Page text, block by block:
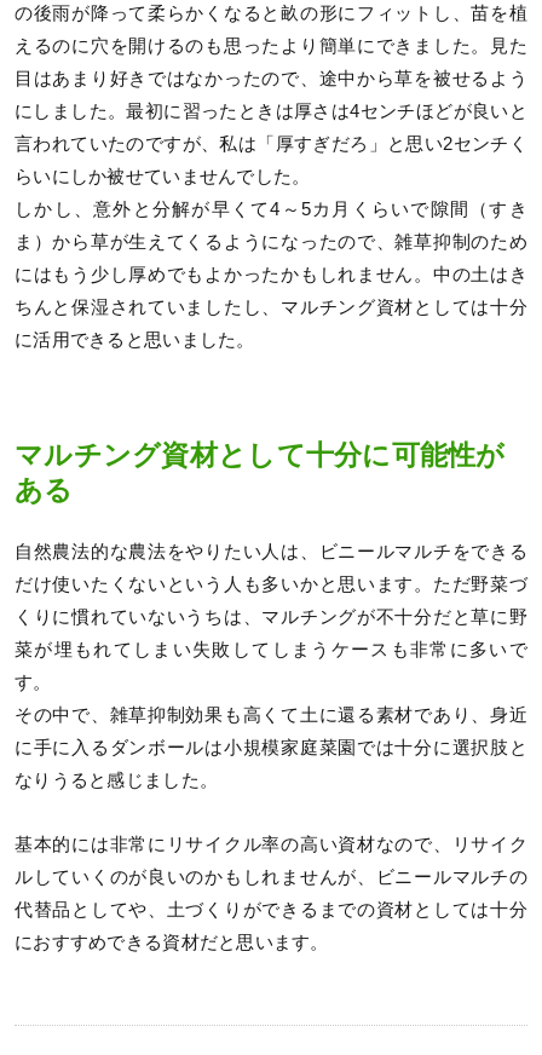
の後雨が降って柔らかくなると畝の形にフィットし、苗を植
えるのに穴を開けるのも思ったより簡単にできました。見た
目はあまり好きではなかったので、途中から草を被せるよう
にしました。最初に習ったときは厚さは4センチほどが良いと
言われていたのですが、私は「厚すぎだろ」と思い2センチく
らいにしか被せていませんでした。
しかし、意外と分解が早くて4～5カ月くらいで隙間（すき
ま）から草が生えてくるようになったので、雑草抑制のため
にはもう少し厚めでもよかったかもしれません。中の土はき
ちんと保湿されていましたし、マルチング資材としては十分
に活用できると思いました。
マルチング資材として十分に可能性が
ある
自然農法的な農法をやりたい人は、ビニールマルチをできる
だけ使いたくないという人も多いかと思います。ただ野菜づ
くりに慣れていないうちは、マルチングが不十分だと草に野
菜が埋もれてしまい失敗してしまうケースも非常に多いで
す。
その中で、雑草抑制効果も高くて土に還る素材であり、身近
に手に入るダンボールは小規模家庭菜園では十分に選択肢と
なりうると感じました。
基本的には非常にリサイクル率の高い資材なので、リサイク
ルしていくのが良いのかもしれませんが、ビニールマルチの
代替品としてや、土づくりができるまでの資材としては十分
におすすめできる資材だと思います。